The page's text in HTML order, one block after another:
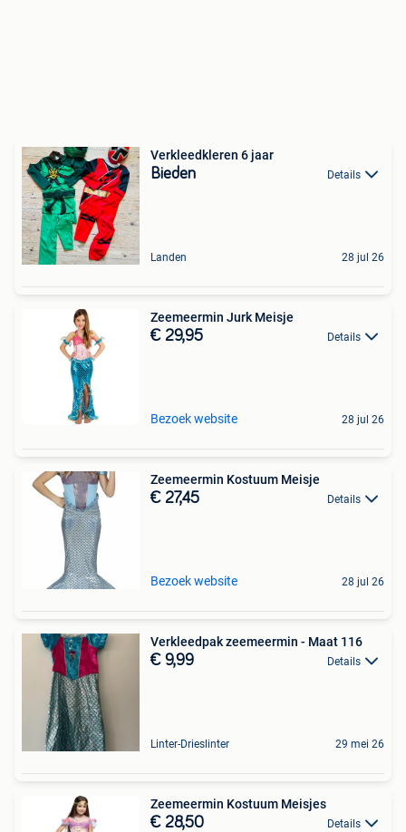
Verkleedkleren 6 jaar
Bieden Details
Landen 28 jul 26
Zeemeermin Jurk Meisje
€ 29,95 Details
Bezoek website 28 jul 26
Zeemeermin Kostuum Meisje
€ 27,45 Details
Bezoek website 28 jul 26
Verkleedpak zeemeermin - Maat 116
€ 9,99 Details
Linter-Drieslinter 29 mei 26
Zeemeermin Kostuum Meisjes
€ 28,50 Details